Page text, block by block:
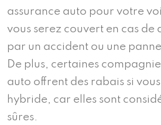
assurance auto pour votre
vous serez couvert en cas de
par un accident ou une
De plus, certaines
auto offrent des rabais si
hybride, car elles sont
sûres.